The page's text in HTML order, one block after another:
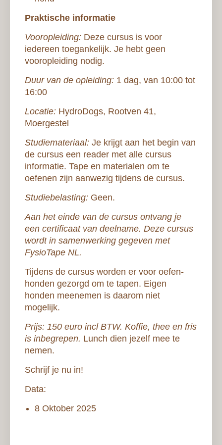
Praktische informatie
Vooropleiding: Deze cursus is voor
iedereen toegankelijk. Je hebt geen
vooropleiding nodig.
Duur van de opleiding: 1 dag, van 10:00 tot
16:00
Locatie: HydroDogs, Rootven 41,
Moergestel
Studiemateriaal: Je krijgt aan het begin van
de cursus een reader met alle cursus
informatie. Tape en materialen om te
oefenen zijn aanwezig tijdens de cursus.
Studiebelasting: Geen.
Aan het einde van de cursus ontvang je
een certificaat van deelname. Deze cursus
wordt in samenwerking gegeven met
FysioTape NL.
Tijdens de cursus worden er voor oefen-
honden gezorgd om te tapen. Eigen
honden meenemen is daarom niet
mogelijk.
Prijs: 150 euro incl BTW. Koffie, thee en fris
is inbegrepen. Lunch dien jezelf mee te
nemen.
Schrijf je nu in!
Data:
8 Oktober 2025